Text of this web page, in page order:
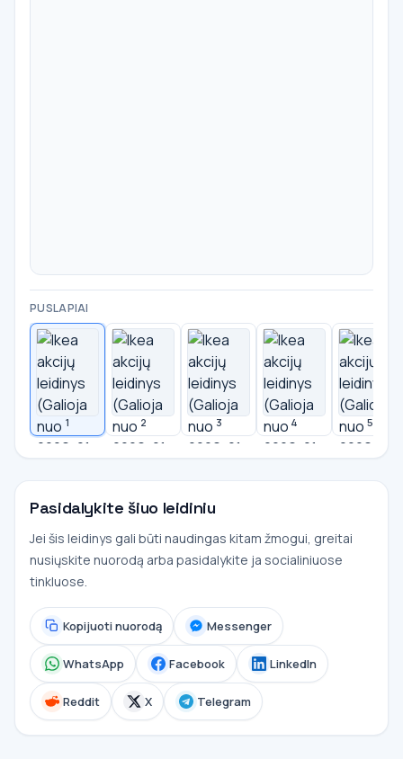
PUSLAPIAI
1 2 3 4 5
Pasidalykite šiuo leidiniu
Jei šis leidinys gali būti naudingas kitam žmogui, greitai
nusiųskite nuorodą arba pasidalykite ja socialiniuose
tinkluose.
Kopijuoti nuorodą Messenger
WhatsApp Facebook LinkedIn
Reddit X Telegram